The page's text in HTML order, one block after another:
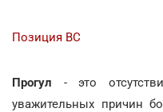
Позиция ВС
Прогул - это
уважительных причин